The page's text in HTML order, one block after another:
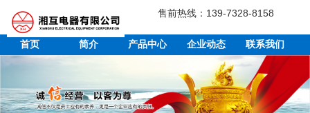
售前热线：139-7328-8158
首页 简介 产品中心 企业动态 联系我们